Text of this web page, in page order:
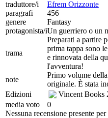
traduttore/i
Efrem Orizzonte
paragrafi
456
genere
Fantasy
protagonista/iUn guerriero o un
trama
Preparati a partire
prima tappa sono
e rinnovata della
l'avventura!
note
Primo volume
originale. È stata
Edizioni
Vincent Books
media voto
0
Nessuna recensione presente